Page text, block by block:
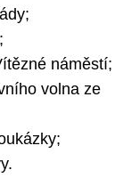
náměstí;
volna ze